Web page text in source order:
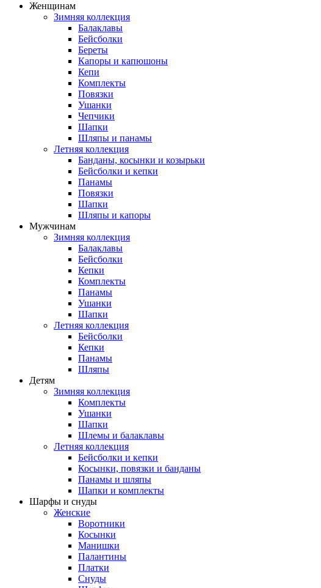
Женщинам
Зимняя коллекция
Балаклавы
Бейсболки
Береты
Капоры и капюшоны
Кепи
Комплекты
Повязки
Ушанки
Чепчики
Шапки
Шляпы и панамы
Летняя коллекция
Банданы, косынки и козырьки
Бейсболки и кепки
Панамы
Повязки
Шапки
Шляпы и капоры
Мужчинам
Зимняя коллекция
Балаклавы
Бейсболки
Кепки
Комплекты
Панамы
Ушанки
Шапки
Летняя коллекция
Бейсболки
Кепки
Панамы
Шляпы
Детям
Зимняя коллекция
Комплекты
Ушанки
Шапки
Шлемы и балаклавы
Летняя коллекция
Бейсболки и кепки
Косынки, повязки и банданы
Панамы и шляпы
Шапки и комплекты
Шарфы и снуды
Женские
Воротники
Косынки
Манишки
Палантины
Платки
Снуды